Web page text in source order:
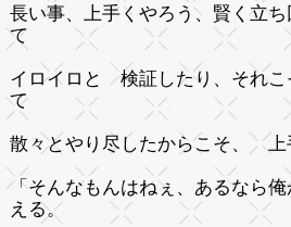
長い事、上手くやろう、賢く立
て
イロイロと 検証したり、それ
て
散々とやり尽したからこそ、
「そんなもんはねぇ、あるなら
える。